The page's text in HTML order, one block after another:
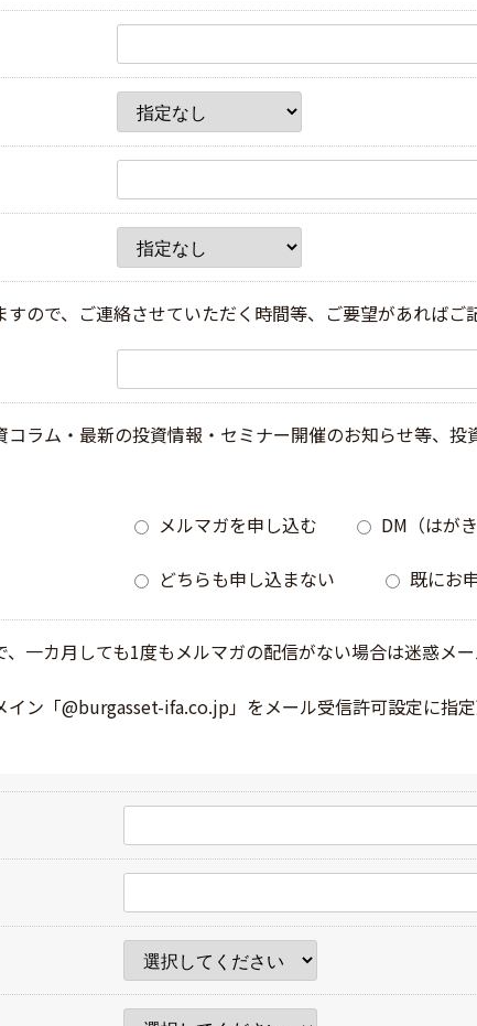
ので、ご連絡させていただく時間等、ご要望があれば
ラム・最新の投資情報・セミナー開催のお知らせ等、
メルマガを申し込む DM（はが
どちらも申し込まない 既にお
一カ月しても1度もメルマガの配信がない場合は迷惑メ
ン「@burgasset-ifa.co.jp」をメール受信許可設定に指定